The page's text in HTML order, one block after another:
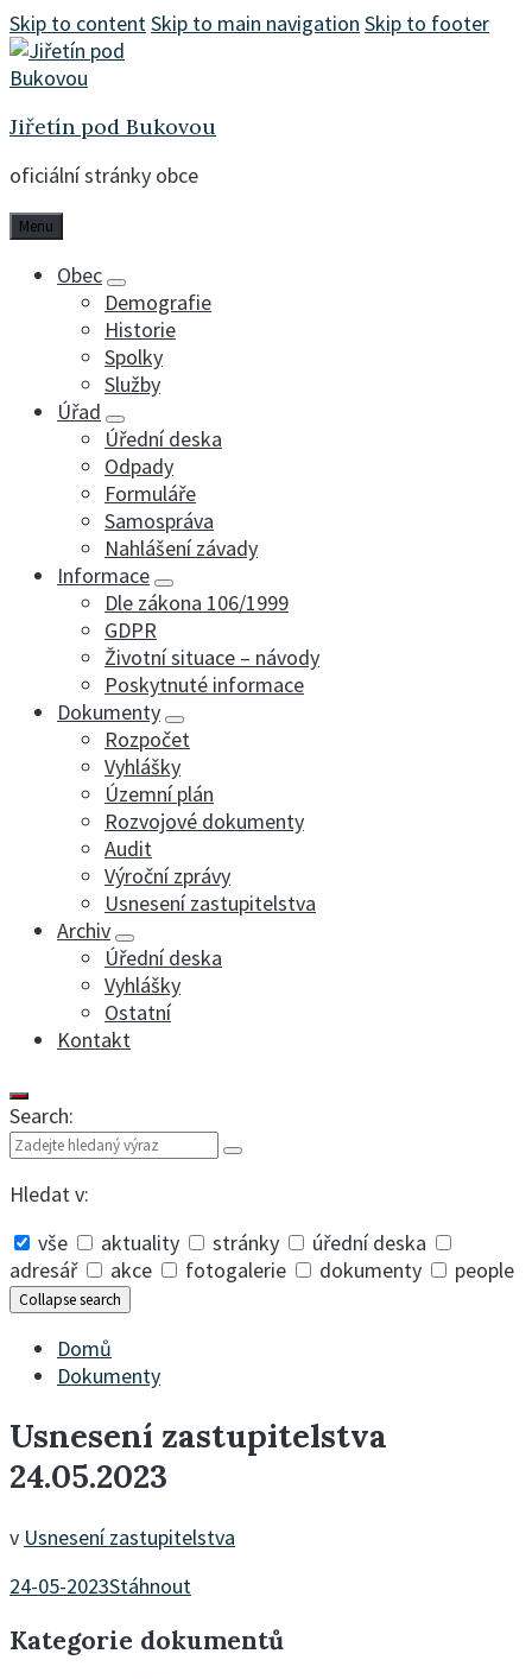
Skip to contentSkip to main navigation Skip to footer
Jiřetín pod Bukovou
oficiální stránky obce
Menu
Obec
Demografie
Historie
Spolky
Služby
Úřad
Úřední deska
Odpady
Formuláře
Samospráva
Nahlášení závady
Informace
Dle zákona 106/1999
GDPR
Životní situace – návody
Poskytnuté informace
Dokumenty
Rozpočet
Vyhlášky
Územní plán
Rozvojové dokumenty
Audit
Výroční zprávy
Usnesení zastupitelstva
Archiv
Úřední deska
Vyhlášky
Ostatní
Kontakt
Search:
Hledat v:
vše
aktuality stránky
úřední deska
adresář
akce fotogalerie dokumenty people
Collapse search
Domů
Dokumenty
Usnesení zastupitelstva
24.05.2023
v Usnesení zastupitelstva
24-05-2023Stáhnout
Kategorie dokumentů